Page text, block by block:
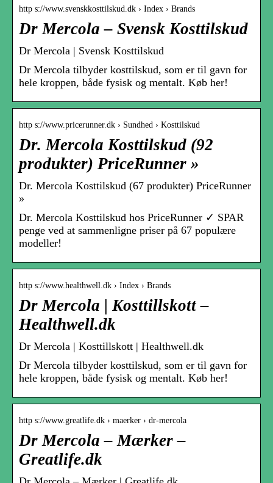
http s://www.svenskkosttilskud.dk › Index › Brands
Dr Mercola – Svensk Kosttilskud
Dr Mercola | Svensk Kosttilskud
Dr Mercola tilbyder kosttilskud, som er til gavn for
hele kroppen, både fysisk og mentalt. Køb her!
http s://www.pricerunner.dk › Sundhed › Kosttilskud
Dr. Mercola Kosttilskud (92
produkter) PriceRunner »
Dr. Mercola Kosttilskud (67 produkter) PriceRunner
»
Dr. Mercola Kosttilskud hos PriceRunner ✓ SPAR
penge ved at sammenligne priser på 67 populære
modeller!
http s://www.healthwell.dk › Index › Brands
Dr Mercola | Kosttillskott –
Healthwell.dk
Dr Mercola | Kosttillskott | Healthwell.dk
Dr Mercola tilbyder kosttilskud, som er til gavn for
hele kroppen, både fysisk og mentalt. Køb her!
http s://www.greatlife.dk › maerker › dr-mercola
Dr Mercola – Mærker –
Greatlife.dk